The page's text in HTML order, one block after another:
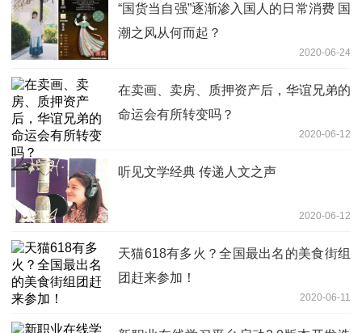
“国货当自强”逐渐渗入国人的日常消费 国
潮之风从何而起？
2020-06-24
在卖画、卖房、质押资产后，华谊兄弟的
命运会有所转变吗？
2020-06-12
听见文学经典 传递人文之声
2020-06-12
天猫618有多火？全国最出名的美食街组
团赶来参加！
2020-06-11